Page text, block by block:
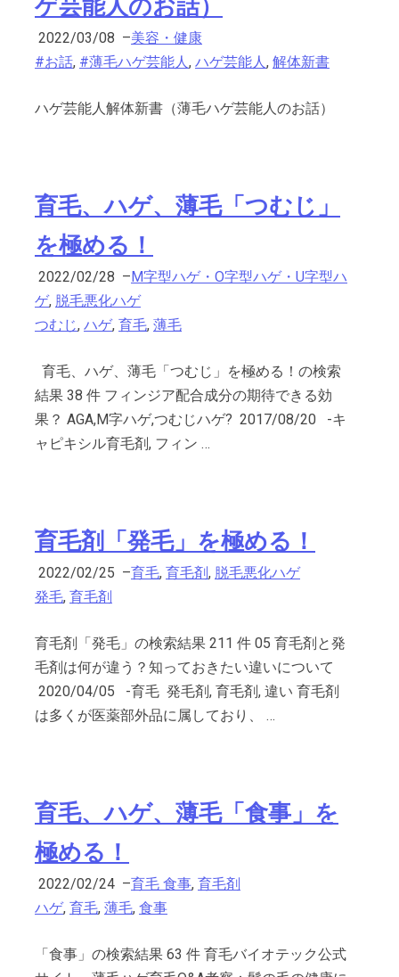
ゲ芸能人のお話）
2022/03/08 –美容・健康
#お話, #薄毛ハゲ芸能人, ハゲ芸能人, 解体新書
ハゲ芸能人解体新書（薄毛ハゲ芸能人のお話）
育毛、ハゲ、薄毛「つむじ」
を極める！
2022/02/28 –M字型ハゲ・O字型ハゲ・U字型ハ
ゲ, 脱毛悪化ハゲ
つむじ, ハゲ, 育毛, 薄毛
育毛、ハゲ、薄毛「つむじ」を極める！の検索
結果 38 件 フィンジア配合成分の期待できる効
果？ AGA,M字ハゲ,つむじハゲ? 2017/08/20 -キ
ャピキシル育毛剤, フィン …
育毛剤「発毛」を極める！
2022/02/25 –育毛, 育毛剤, 脱毛悪化ハゲ
発毛, 育毛剤
育毛剤「発毛」の検索結果 211 件 05 育毛剤と発
毛剤は何が違う？知っておきたい違いについて
2020/04/05 -育毛 発毛剤, 育毛剤, 違い 育毛剤
は多くが医薬部外品に属しており、 …
育毛、ハゲ、薄毛「食事」を
極める！
2022/02/24 –育毛 食事, 育毛剤
ハゲ, 育毛, 薄毛, 食事
「食事」の検索結果 63 件 育毛バイオテック公式